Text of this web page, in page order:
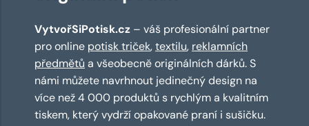
VytvořSiPotisk.cz – váš profesionální partner
pro online potisk triček,textilu, reklamních
předmětů a všeobecně originálních dárků. S
námi můžete navrhnout jedinečný design na
více než 4 000 produktů s rychlým a kvalitním
tiskem, který vydrží opakované praní i sušičku.